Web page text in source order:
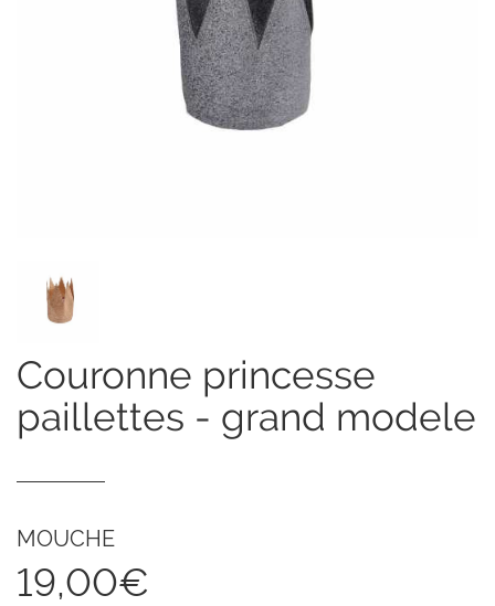
couronne princesse
paillettes - grand modele
MOUCHE
19,00€